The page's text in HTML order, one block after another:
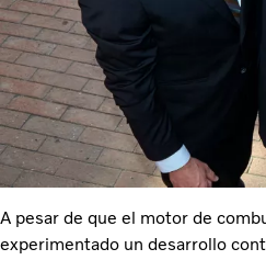
A pesar de que el motor de
experimentado un desarrollo